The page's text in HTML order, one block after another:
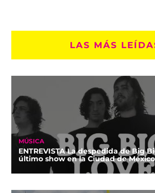
LAS MÁS
MÚSICA
ENTREVISTA La despedida de Big
último show en la Ciudad de México